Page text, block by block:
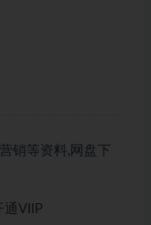
销等资料,网盘下
通VIIP